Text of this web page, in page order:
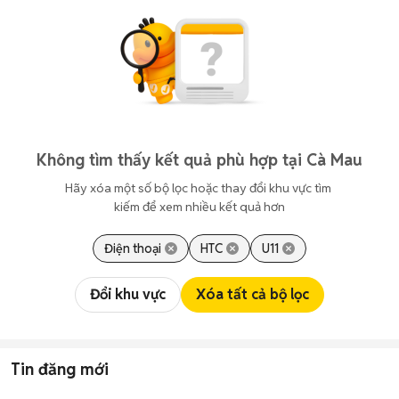
Không tìm thấy kết quả phù hợp tại Cà Mau
Hãy xóa một số bộ lọc hoặc thay đổi khu vực tìm
kiếm để xem nhiều kết quả hơn
Điện thoại HTC U11
Đổi khu vực Xóa tất cả bộ lọc
Tin đăng mới